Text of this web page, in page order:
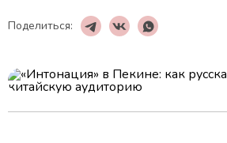
Поделиться: